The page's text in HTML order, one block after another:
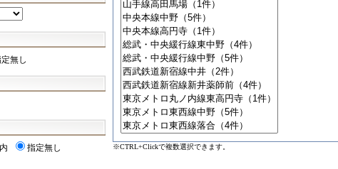
無し
指定無し ※CTRL+Clickで複数選択できます。